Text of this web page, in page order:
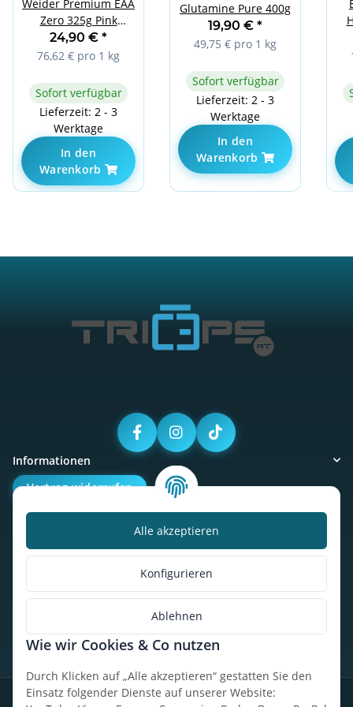
Alle akzeptieren
Konfigurieren
Ablehnen
Wie wir Cookies & Co nutzen
Durch Klicken auf „Alle akzeptieren“ gestatten Sie den
Einsatz folgender Dienste auf unserer Website:
Weider Premium EAA
Zero 325g Pink
Lemonade
24,90 € *
76,62 € pro 1 kg
Sofort verfügbar
Lieferzeit: 2 - 3
Werktage
In den
Warenkorb
Glutamine Pure 400g
19,90 € *
49,75 € pro 1 kg
Sofort verfügbar
Lieferzeit: 2 - 3
Werktage
In den
Warenkorb
Informationen
Vertrag widerrufen
Kalorienbedarfsrechner
So findest du uns
* Alle Preise inkl. gesetzlicher USt., zzgl.Versand
Datenschutz Widerrufsrecht AGBImpressumSitemap